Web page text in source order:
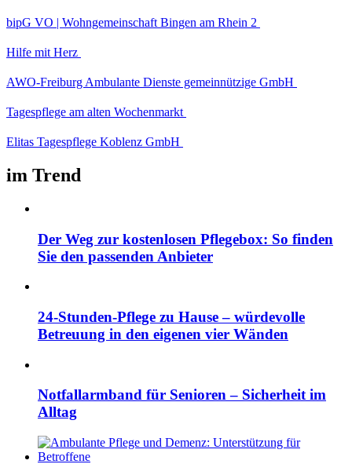
bipG VO | Wohngemeinschaft Bingen am Rhein 2
Hilfe mit Herz
AWO-Freiburg Ambulante Dienste gemeinnützige GmbH
Tagespflege am alten Wochenmarkt
Elitas Tagespflege Koblenz GmbH
im Trend
Der Weg zur kostenlosen Pflegebox: So finden
Sie den passenden Anbieter
24-Stunden-Pflege zu Hause – würdevolle
Betreuung in den eigenen vier Wänden
Notfallarmband für Senioren – Sicherheit im
Alltag